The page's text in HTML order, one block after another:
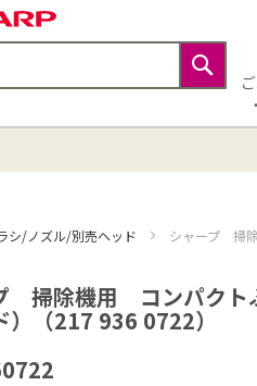
検
/ノズル/別売ヘッド シャープ 掃
掃除機用 コンパクト
）（217 936 0722）